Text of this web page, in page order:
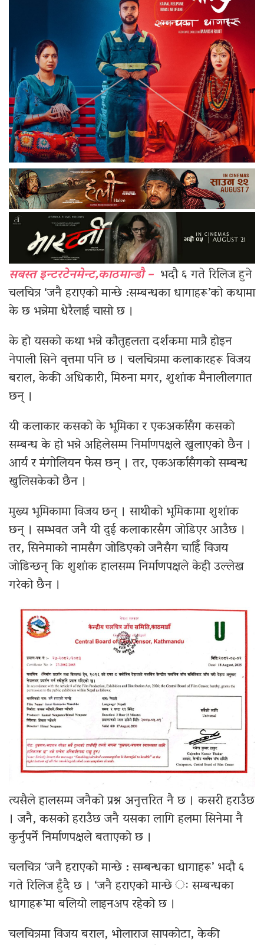
सबस्त इन्टरटेनमेन्ट,काठमान्डौ – भदौ ६ गते रिलिज हुने
चलचित्र ‘जनै हराएको मान्छे :सम्बन्धका धागाहरू’को कथामा
के छ भन्नेमा धेरैलाई चासो छ ।
के हो यसको कथा भन्ने कौतुहलता दर्शकमा मात्रै होइन
नेपाली सिने वृत्तमा पनि छ । चलचित्रमा कलाकारहरू विजय
बराल, केकी अधिकारी, मिरुना मगर, शुशांक मैनालीलगात
छन् ।
यी कलाकार कसको के भूमिका र एकअर्कासँग कसको
सम्बन्ध के हो भन्ने अहिलेसम्म निर्माणपक्षले खुलाएको छैन ।
आर्य र मंगोलियन फेस छन् । तर, एकअर्कासँगको सम्बन्ध
खुलिसकेको छैन ।
मुख्य भूमिकामा विजय छन् । साथीको भूमिकामा शुशांक
छन् । सम्भवत जनै यी दुई कलाकारसँग जोडिएर आउँछ ।
तर, सिनेमाको नामसँग जोडिएको जनैसँग चाहिँ विजय
जोडिन्छन् कि शुशांक हालसम्म निर्माणपक्षले केही उल्लेख
गरेको छैन ।
त्यसैले हालसम्म जनैको प्रश्न अनुत्तरित नै छ । कसरी हराउँछ
। जनै, कसको हराउँछ जनै यसका लागि हलमा सिनेमा नै
कुर्नुपर्ने निर्माणपक्षले बताएको छ ।
चलचित्र ‘जनै हराएको मान्छे : सम्बन्धका धागाहरू’ भदौ ६
गते रिलिज हुँदै छ । ‘जनै हराएको मान्छे ः सम्बन्धका
धागाहरू’मा बलियो लाइनअप रहेको छ ।
चलचित्रमा विजय बराल, भोलाराज सापकोटा, केकी